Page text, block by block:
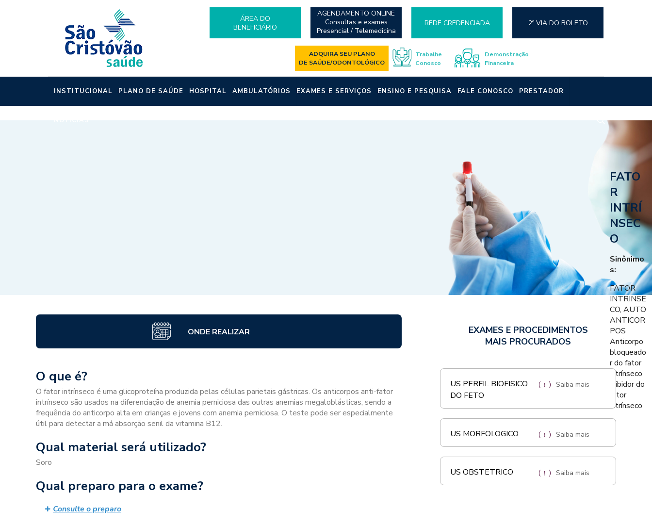
ÁREA DO
BENEFICIÁRIO
AGENDAMENTO ONLINE
Consultas e exames
Presencial / Telemedicina
REDE CREDENCIADA 2º VIA DO BOLETO
ADQUIRA SEU PLANO
DE SAÚDE/ODONTOLÓGICO
Trabalhe
Conosco
Demonstração
Financeira
INSTITUCIONAL PLANO DE SAÚDE HOSPITAL AMBULATÓRIOS EXAMES E SERVIÇOS ENSINO E PESQUISA FALE CONOSCO PRESTADOR
FATO
R
INTRÍ
NSEC
O
Sinônimo
s:
FATOR
INTRINSE
CO, AUTO
ANTICOR
POS
Anticorpo
bloqueado
r do fator
intrínseco
Inibidor do
fator
intrínseco
ONDE REALIZAR
O que é?
O fator intrínseco é uma glicoproteína produzida pelas células parietais gástricas. Os anticorpos anti-fator
intrínseco são usados na diferenciação de anemia perniciosa das outras anemias megaloblásticas, sendo a
frequência do anticorpo alta em crianças e jovens com anemia perniciosa. O teste pode ser especialmente
útil para detectar a má absorção senil da vitamina B12.
Qual material será utilizado?
Soro
Qual preparo para o exame?
Consulte o preparo
EXAMES E PROCEDIMENTOS
MAIS PROCURADOS
US PERFIL BIOFISICO
DO FETO
Saiba mais
US MORFOLOGICO Saiba mais
US OBSTETRICO Saiba mais